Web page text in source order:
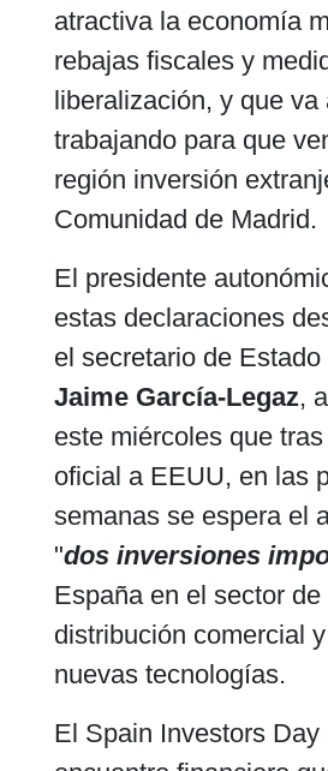
atractiva la economía
rebajas fiscales y
liberalización, y que va
trabajando para que
región inversión
Comunidad de Madrid.
El presidente
estas declaraciones
el secretario de
Jaime García-Legaz,
este miércoles que
oficial a EEUU, en las
semanas se espera el
"dos inversiones
España en el sector de
distribución comercial
nuevas tecnologías.
El Spain Investors Day